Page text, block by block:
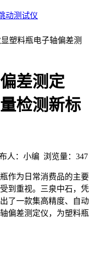
动测试仪
塑料瓶电子轴偏差测
差测定
检测新标
人：小编 浏览量： 347
为日常消费品的主要
到重视。三泉中石，凭
了一款集高精度、自动
偏差测定仪，为塑料瓶